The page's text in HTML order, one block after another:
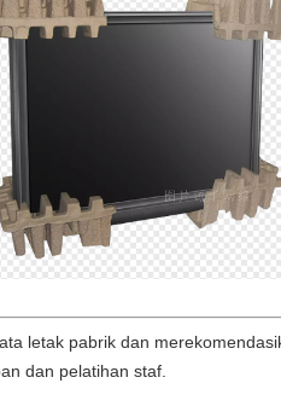
letak pabrik dan
dan pelatihan staf.